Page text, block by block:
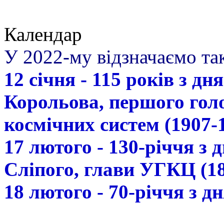
Календар
У 2022-му відзначаємо
12 січня - 115 років з
Корольова, першого
космічних систем (1907-
17 лютого - 130-річчя з
Сліпого, глави УГКЦ
18 лютого - 70-річчя з